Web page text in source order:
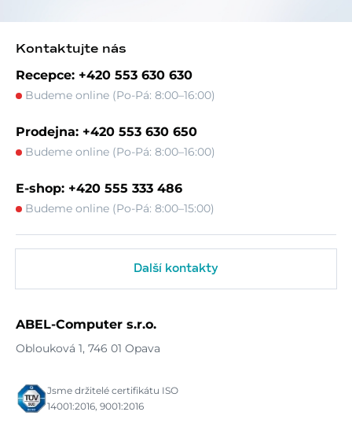
Kontaktujte nás
Recepce: +420 553 630 630
Budeme online (Po-Pá: 8:00–16:00)
Prodejna: +420 553 630 650
Budeme online (Po-Pá: 8:00–16:00)
E-shop: +420 555 333 486
Budeme online (Po-Pá: 8:00–15:00)
Další kontakty
ABEL-Computer s.r.o.
Oblouková 1, 746 01 Opava
Jsme držitelé certifikátu ISO
14001:2016, 9001:2016